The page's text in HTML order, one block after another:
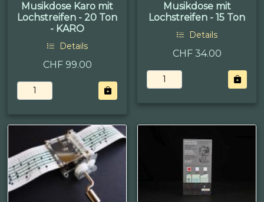
Musikdose Karo mit
Lochstreifen - 20 Ton
- KARO
Details
CHF 99.00
Musikdose mit
Lochstreifen - 15 Ton
Details
CHF 34.00